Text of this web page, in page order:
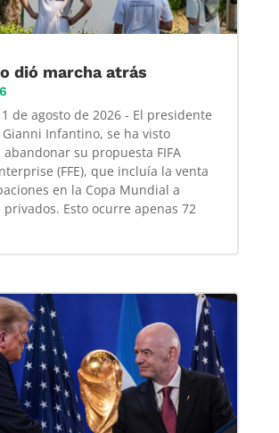
dió marcha atrás
1 de agosto de 2026 - El presidente
Gianni Infantino, se ha visto
su propuesta FIFA
(FFE), que incluía la venta
en la Copa Mundial a
privados. Esto ocurre apenas 72